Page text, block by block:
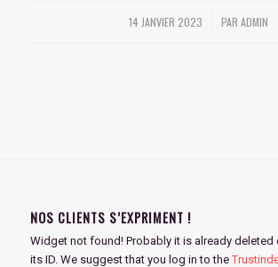
14 JANVIER 2023
/ PARADMIN
NOS CLIENTS S’EXPRIMENT !
Widget not found! Probably it is already deleted
its ID. We suggest that you log in to the